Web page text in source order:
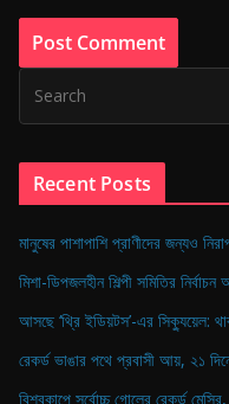
Recent Posts
মানুষের পাশাপাশি প্রাণীদের জন্যও
মিশা-ডিপজলহীন শিল্পী সমিতির
আসছে ‘থ্রি ইডিয়টস’-এর সিক্যুয়েল:
রেকর্ড ভাঙার পথে প্রবাসী আয়, ২১
বিশ্বকাপে সর্বোচ্চ গোলের রেকর্ড মেসির,